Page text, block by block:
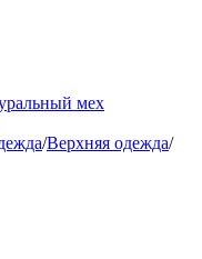
мех
/Верхняя одежда/